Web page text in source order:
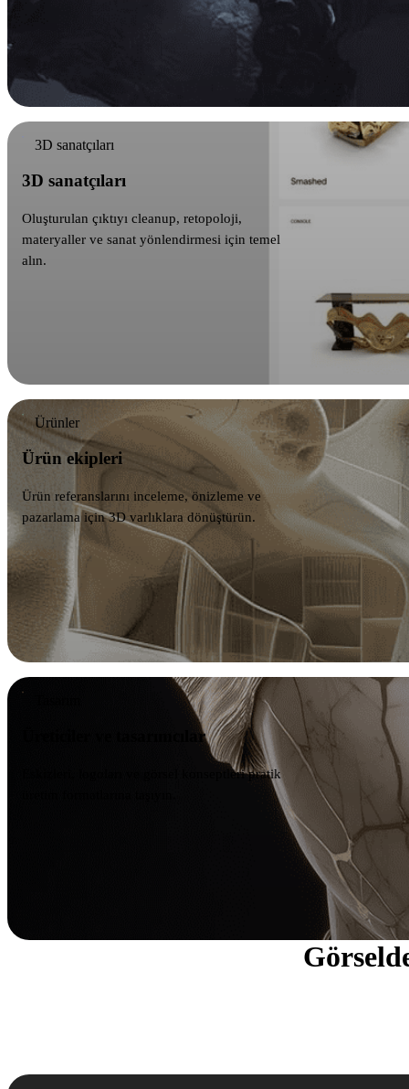
3D sanatçıları
3D sanatçıları
Oluşturulan çıktıyı cleanup, retopoloji,
materyaller ve sanat yönlendirmesi için temel
alın.
Ürünler
Ürün ekipleri
Ürün referanslarını inceleme, önizleme ve
pazarlama için 3D varlıklara dönüştürün.
Üreticiler ve tasarımcılar
Eskizleri, logoları ve görsel konseptleri pratik